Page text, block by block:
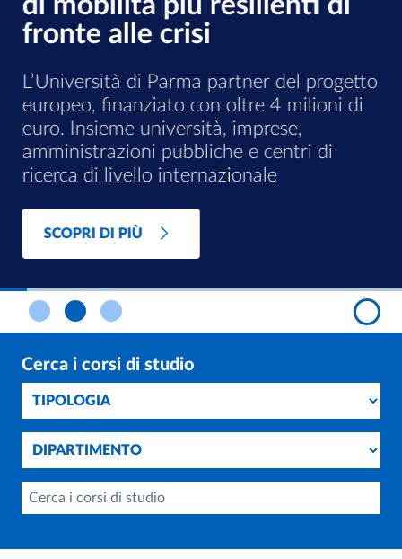
fronte alle crisi
L’Università di Parma partner del progetto
europeo, finanziato con oltre 4 milioni di
euro. Insieme università, imprese,
amministrazioni pubbliche e centri di
ricerca di livello internazionale
SCOPRI DI PIÙ
Cerca i corsi di studio
Tipologia
Dipartimento
Cerca i corsi di studio